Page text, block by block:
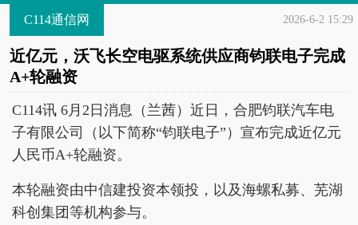
C114通信网 2026-6-2 15:29
近亿元，沃飞长空电驱系统供应商钧联电子完成
A+轮融资
C114讯 6月2日消息（兰茜）近日，合肥钧联汽车电
子有限公司（以下简称“钧联电子”）宣布完成近亿元
人民币A+轮融资。
本轮融资由中信建投资本领投，以及海螺私募、芜湖
科创集团等机构参与。